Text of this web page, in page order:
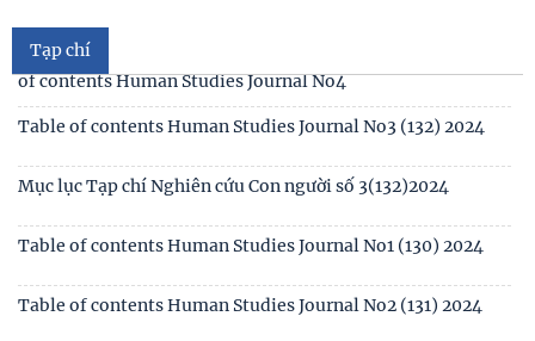
Thông báo triệu tập thí sinh đủ điều kiện, tiêu chuẩn, tham
gia sát hạch trình độ hiểu biết chung
Thông báo kết quả kiểm tra điều kiện, tiêu chuẩn, văn
Thông báo 2773/TB-KHXH về Kết quả kiểm tra điều kiện,
tiêu chuẩn, văn bằng, chứng chỉ đối với thí
Tạp chí
Mục lục tạp chí Nghiên cứu Con người số 6 (135) 2024/Table
of contents Human Studies Journal No6
of contents Human Studies Journal No5
Mục lục tạp chí Nghiên cứu Con người số 4 (133) 2024 /Table
of contents Human Studies Journal No4
Table of contents Human Studies Journal No3 (132) 2024